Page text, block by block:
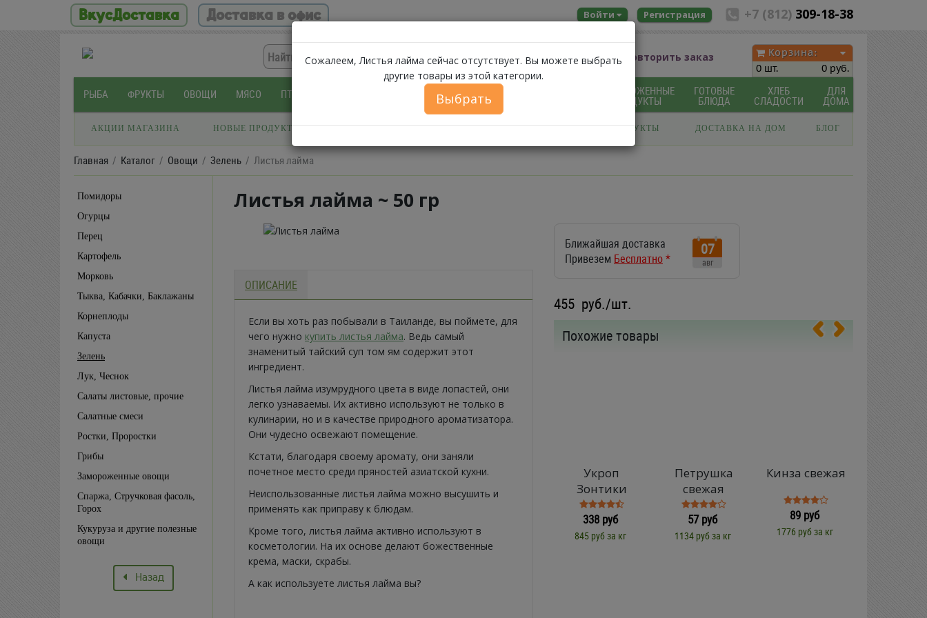
ВкусДоставка Доставка в офис +7 (812) 309-18-38
Войти Регистрация
Помощь Повторить заказ
Корзина:
0 шт.
0 руб.
РЫБА ФРУКТЫ ОВОЩИ МЯСО ПТИЦА МОЛОЧНЫЕ
ПРОДУКТЫ
ЗАМОРОЖЕННЫЕ
ПРОДУКТЫ
ГОТОВЫЕ
БЛЮДА
ХЛЕБ
СЛАДОСТИ
ДЛЯ
ДОМА
АКЦИИ МАГАЗИНА НОВЫЕ ПРОДУКТЫ ФЕРМЕРСКИЕ ПРОДУКТЫ ИКРА БЕЛОРУССКИЕ ПРОДУКТЫ ДОСТАВКА НА ДОМ БЛОГ
Главная Каталог Овощи Зелень Листья лайма
Помидоры
Огурцы
Перец
Картофель
Морковь
Тыква, Кабачки, Баклажаны
Корнеплоды
Капуста
Зелень
Лук, Чеснок
Салаты листовые, прочие
Салатные смеси
Ростки, Проростки
Грибы
Замороженные овощи
Спаржа, Стручковая фасоль,
Горох
Кукуруза и другие полезные
овощи
Назад
Сожалеем, Листья лайма сейчас отсутствует. Вы можете выбрать
другие товары из этой категории.
Выбрать
Листья лайма ~ 50 гр
ОПИСАНИЕ
Если вы хоть раз побывали в Таиланде, вы поймете, для
чего нужно купить листья лайма. Ведь самый
знаменитый тайский суп том ям содержит этот
ингредиент.
Листья лайма изумрудного цвета в виде лопастей, они
легко узнаваемы. Их активно используют не только в
кулинарии, но и в качестве природного ароматизатора.
Они чудесно освежают помещение.
Кстати, благодаря своему аромату, они заняли
почетное место среди пряностей азиатской кухни.
Неиспользованные листья лайма можно высушить и
применять как приправу к блюдам.
Кроме того, листья лайма активно используют в
косметологии. На их основе делают божественные
крема, маски, скрабы.
А как используете листья лайма вы?
Ближайшая доставка
Привезем Бесплатно*
07
авг
455 руб./шт.
Похожие товары
Укроп
Зонтики
338 руб
845 руб за кг
Петрушка
свежая
57 руб
1134 руб за кг
Кинза свежая
89 руб
1776 руб за кг